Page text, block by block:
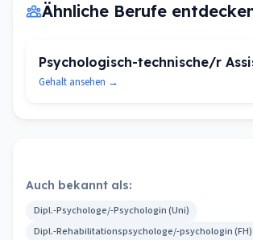
Ähnliche Berufe
Psychologisch-technische/r
Gehalt ansehen →
Auch bekannt als:
Dipl.-Psychologe/-Psychologin (Uni)
Dipl.-Rehabilitationspsychologe/-psychologin (FH)